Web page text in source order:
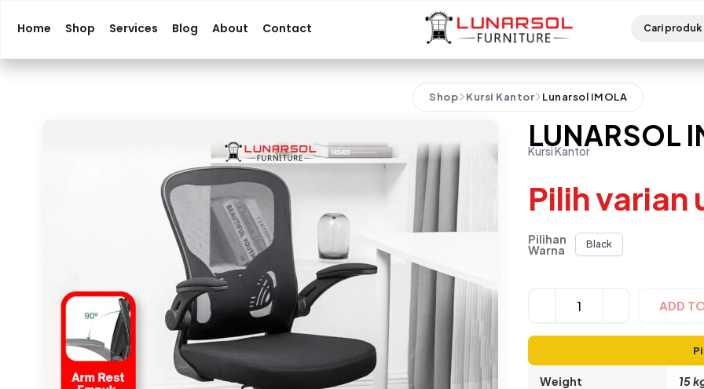
Home Shop Services Blog About Contact
Shop Kursi Kantor Lunarsol IMOLA
LUNARSOL
Kursi Kantor
Pilih varian
Pilihan
Warna Black
ADD
Alternative:
Weight 15